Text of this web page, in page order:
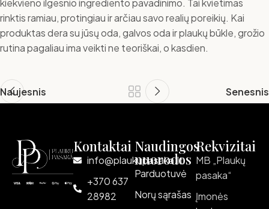
kiekvieno ilgesnio ingrediento pavadinimo. Tai kvietimas
rinktis ramiau, protingiau ir arčiau savo realių poreikių. Kai
produktas dera su jūsų oda, galvos oda ir plaukų būkle, grožio
rutina pagaliau ima veikti ne teoriškai, o kasdien.
Naujesnis Senesnis
Kontaktai
info@plaukupasaka.lt
+370 637
28982
Naudingos
nuorodos
Parduotuvė
Norų sąrašas
Rekvizitai
MB „Plaukų
pasaka“
Įmonės